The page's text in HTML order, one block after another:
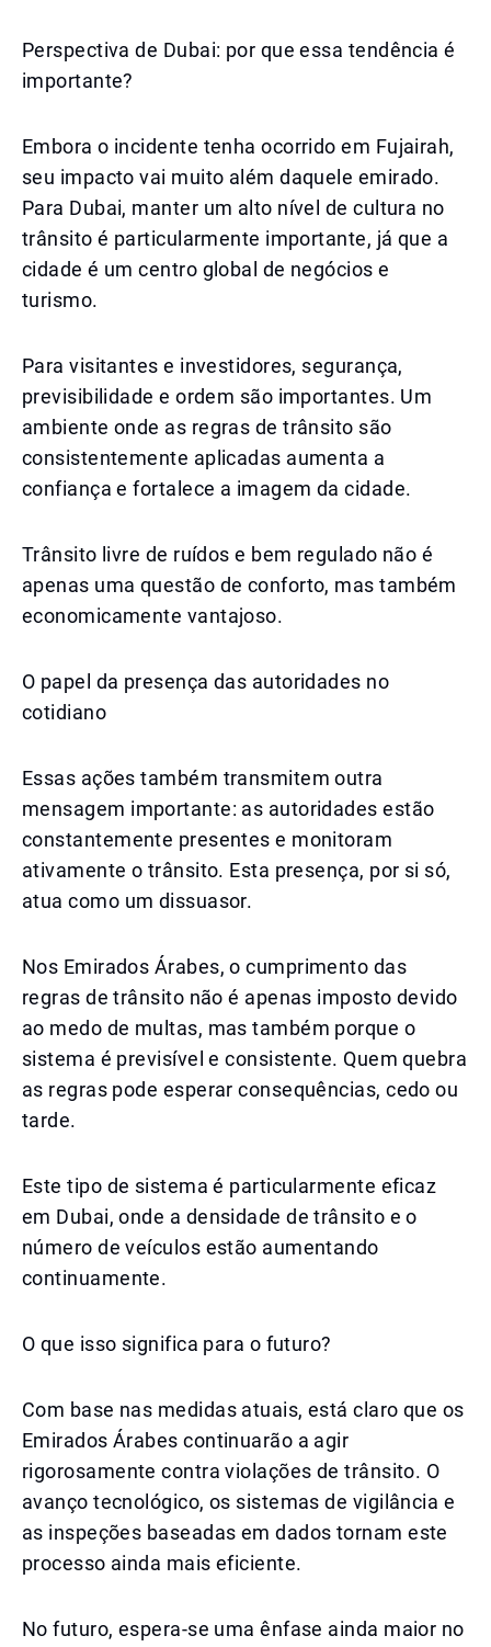
Perspectiva de Dubai: por que essa tendência é
importante?
Embora o incidente tenha ocorrido em Fujairah,
seu impacto vai muito além daquele emirado.
Para Dubai, manter um alto nível de cultura no
trânsito é particularmente importante, já que a
cidade é um centro global de negócios e
turismo.
Para visitantes e investidores, segurança,
previsibilidade e ordem são importantes. Um
ambiente onde as regras de trânsito são
consistentemente aplicadas aumenta a
confiança e fortalece a imagem da cidade.
Trânsito livre de ruídos e bem regulado não é
apenas uma questão de conforto, mas também
economicamente vantajoso.
O papel da presença das autoridades no
cotidiano
Essas ações também transmitem outra
mensagem importante: as autoridades estão
constantemente presentes e monitoram
ativamente o trânsito. Esta presença, por si só,
atua como um dissuasor.
Nos Emirados Árabes, o cumprimento das
regras de trânsito não é apenas imposto devido
ao medo de multas, mas também porque o
sistema é previsível e consistente. Quem quebra
as regras pode esperar consequências, cedo ou
tarde.
Este tipo de sistema é particularmente eficaz
em Dubai, onde a densidade de trânsito e o
número de veículos estão aumentando
continuamente.
O que isso significa para o futuro?
Com base nas medidas atuais, está claro que os
Emirados Árabes continuarão a agir
rigorosamente contra violações de trânsito. O
avanço tecnológico, os sistemas de vigilância e
as inspeções baseadas em dados tornam este
processo ainda mais eficiente.
No futuro, espera-se uma ênfase ainda maior no